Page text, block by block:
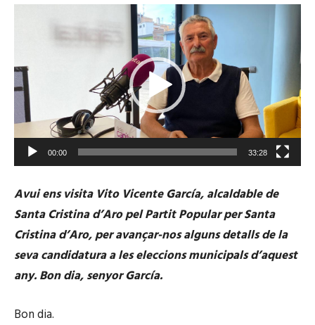
00:00 33:28
Avui ens visita Vito Vicente García, alcaldable de
Santa Cristina d’Aro pel Partit Popular per Santa
Cristina d’Aro, per avançar-nos alguns detalls de la
seva candidatura a les eleccions municipals d’aquest
any. Bon dia, senyor García.
Bon dia.